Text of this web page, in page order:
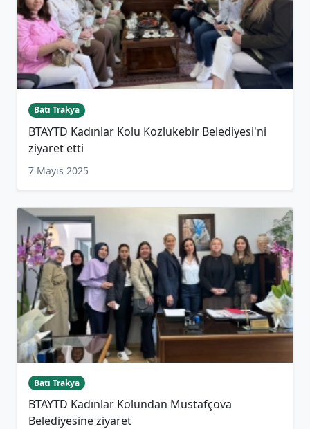
Batı Trakya
BTAYTD Kadınlar Kolu Kozlukebir Belediyesi'ni
ziyaret etti
7 Mayıs 2025
Batı Trakya
BTAYTD Kadınlar Kolundan Mustafçova
Belediyesine ziyaret